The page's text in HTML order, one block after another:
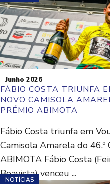
Junho 2026
FÁBIO COSTA TRIUNFA
NOVO CAMISOLA
PRÉMIO ABIMOTA
Fábio Costa triunfa em
Camisola Amarela do 46.º
ABIMOTA Fábio Costa
Boavista) venceu ...
NOTÍCIAS